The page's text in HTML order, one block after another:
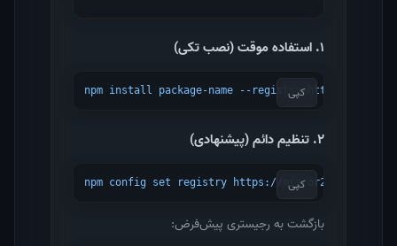
۱. استفاده موقت (نصب تکی)
کپی
npm install package-name --registry=https://
۲. تنظیم دائم (پیشنهادی)
کپی npm config set registry https://
بازگشت به رجیستری پیش‌فرض: